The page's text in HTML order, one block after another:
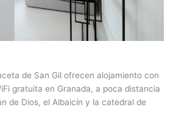
de San Gil ofrecen alojamiento con
gratuita en Granada, a poca distancia
de Dios, el Albaicín y la catedral de